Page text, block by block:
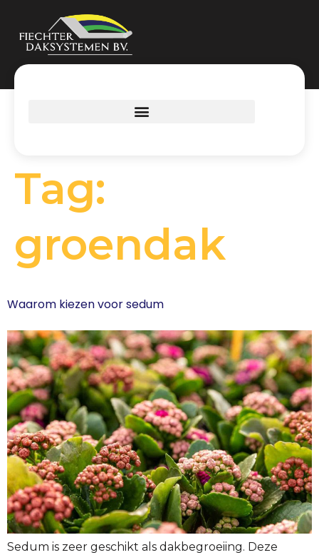
Tag:
groendak
Waarom kiezen voor sedum
Sedum is zeer geschikt als dakbegroeiing. Deze